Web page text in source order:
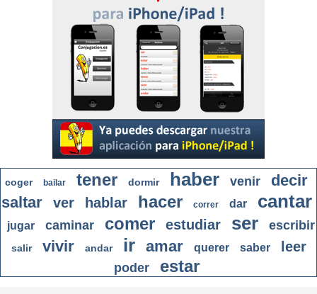
coger bailar tener dormir haber venir
decir
saltar
ver hablar hacer correr dar cantar
jugar caminar comer estudiar ser escribir
salir vivir andar ir amar querer saber leer
poder estar